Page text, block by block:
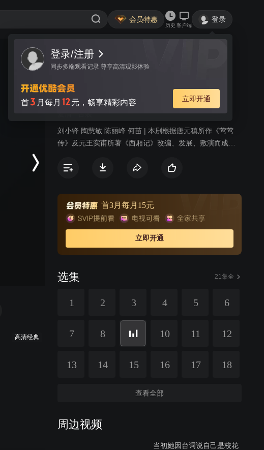
会员特惠
历史 客户端
登录
登录/注册
同步多端观看记录 尊享高清观影体验
首3 月每月 12元，畅享精彩内容 立即开通
视频 讨论
西厢传奇
刘小锋 陶慧敏 陈丽峰 何苗 | 本剧根据唐元稹所作《莺莺
传》及元王实甫所著《西厢记》改编、发展、敷演而成。
老夫人过洛阳，见难民当道，因而痛骂迎面相遇的“洛阳知
写下名诗《农家怨》讥刺朝政。洛阳知府夏昌衔恨伺机报
复，先派艳妓勾引张生，企图坏其名声，一计不成又设法
诱出张生不满朝政之言论，将其堂审收监。张生毫不屈
服，诟骂不止。后经友人设法营救出监，但已与官府结下
仇隙……
首3月每月15元
立即开通
选集 21集全
1 2 3 4 5 6
7 8 10 11 12
13 14 15 16 17 18
查看全部
周边视频
当初她因台词说自己是校花
高清经典